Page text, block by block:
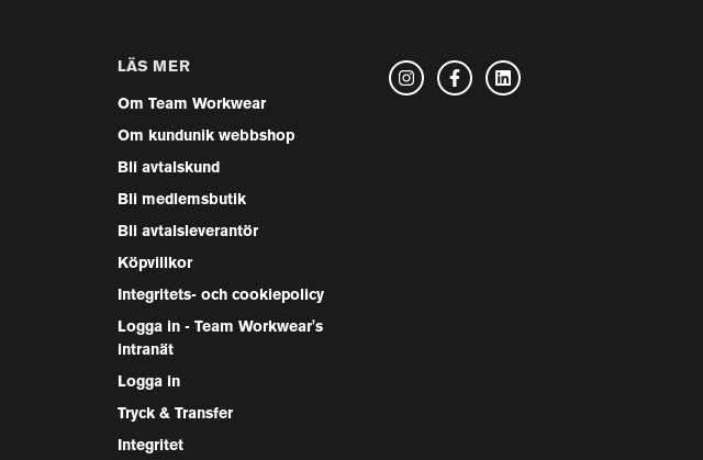
LÄS MER
Om Team Workwear
Om kundunik webbshop
Bli avtalskund
Bli medlemsbutik
Bli avtalsleverantör
Köpvillkor
Integritets- och cookiepolicy
Logga in - Team Workwear's
intranät
Logga in
Tryck & Transfer
Integritet